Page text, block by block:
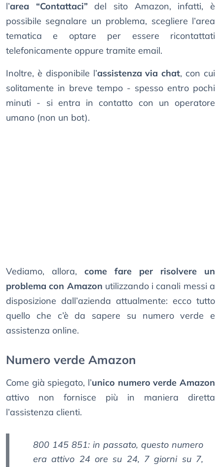
l’area “Contattaci” del sito Amazon, infatti, è
possibile segnalare un problema, scegliere l’area
tematica e optare per essere ricontattati
telefonicamente oppure tramite email.
Inoltre, è disponibile l’assistenza via chat, con cui
solitamente in breve tempo - spesso entro pochi
minuti - si entra in contatto con un operatore
umano (non un bot).
Vediamo, allora, come fare per risolvere un
problema con Amazon utilizzando i canali messi a
disposizione dall’azienda attualmente: ecco tutto
quello che c’è da sapere su numero verde e
assistenza online.
Numero verde Amazon
Come già spiegato, l’unico numero verde Amazon
attivo non fornisce più in maniera diretta
l’assistenza clienti.
800 145 851: in passato, questo numero
era attivo 24 ore su 24, 7 giorni su 7,